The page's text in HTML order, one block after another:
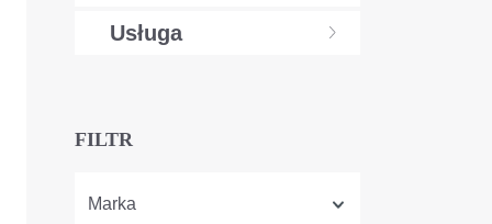
Usługa
FILTR
Marka